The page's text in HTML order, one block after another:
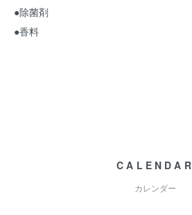
●除菌剤
●香料
CALENDAR
カレンダー